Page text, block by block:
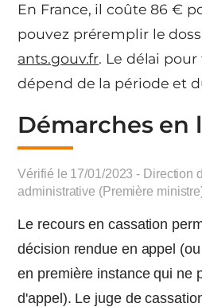
En France, il coûte 86 €
pouvez préremplir le
ants.gouv.fr. Le délai
dépend de la période et
Démarches en
Vérifié le 17/01/2023 - Direction
administrative (Première
Le recours en cassation
décision rendue en appel
en première instance qui ne
d'appel). Le juge de